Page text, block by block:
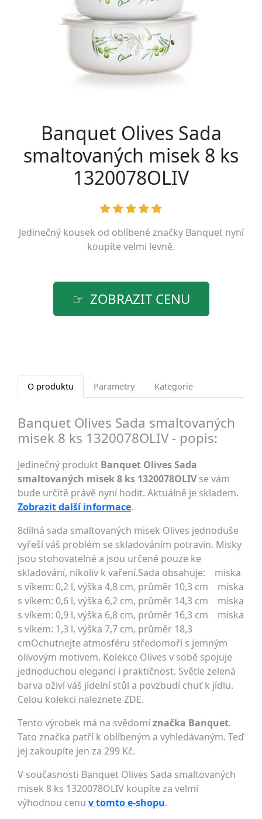
Banquet Olives Sada
smaltovaných misek 8 ks
1320078OLIV
Jedinečný kousek od oblíbené značky Banquetnyní
koupíte velmi levně.
ZOBRAZIT CENU
O produktu Parametry Kategorie
Banquet Olives Sada smaltovaných
misek 8 ks 1320078OLIV - popis:
Jedinečný produkt Banquet Olives Sada
smaltovaných misek 8 ks 1320078OLIVse vám
bude určitě právě nyní hodit. Aktuálně je skladem.
Zobrazit další informace.
8dílná sada smaltovaných misek Olives jednoduše
vyřeší váš problém se skladováním potravin. Misky
jsou stohovatelné a jsou určené pouze ke
skladování, nikoliv k vaření.Sada obsahuje: miska
s víkem: 0,2 l, výška 4,8 cm, průměr 10,3 cm miska
s víkem: 0,6 l, výška 6,2 cm, průměr 14,3 cm miska
s víkem: 0,9 l, výška 6,8 cm, průměr 16,3 cm miska
s víkem: 1,3 l, výška 7,7 cm, průměr 18,3
cmOchutnejte atmosféru středomoří s jemným
olivovým motivem. Kolekce Olives v sobě spojuje
jednoduchou eleganci i praktičnost. Světle zelená
barva oživí váš jídelní stůl a povzbudí chuť k jídlu.
Celou kolekci naleznete ZDE.
Tento výrobek má na svědomíznačka Banquet.
Tato značka patří k oblíbeným a vyhledávaným. Teď
jej zakoupíte jen za 299 Kč.
V současnosti Banquet Olives Sada smaltovaných
misek 8 ks 1320078OLIV koupíte za velmi
výhodnou cenu v tomto e-shopu.